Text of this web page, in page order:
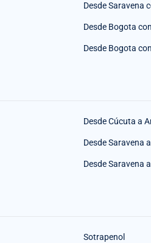
Desde Saravena
Desde Bogota
Desde Bogota
Desde Cúcuta a
Desde Saravena
Desde Saravena
Sotrapenol